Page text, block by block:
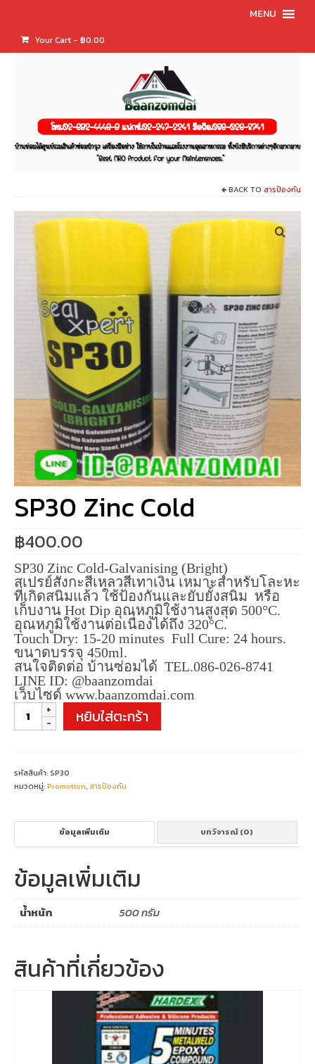
MENU
Your Cart - ฿0.00
BACK TO สารป้องกัน
SP30 Zinc Cold
฿400.00
SP30 Zinc Cold-Galvanising (Bright)
สเปรย์สังกะสีเหลวสีเทาเงิน เหมาะสำหรับโละหะ
ที่เกิดสนิมแล้ว ใช้ป้องกันและยับยั้งสนิม หรือ
เก็บงาน Hot Dip อุณหภูมิใช้งานสูงสุด 500°C.
อุณหภูมิใช้งานต่อเนื่องได้ถึง 320°C.
Touch Dry: 15-20 minutes Full Cure: 24 hours.
ขนาดบรรจุ 450ml.
สนใจติดต่อ บ้านซ่อมได้ TEL.086-026-8741
LINE ID: @baanzomdai
เว็บไซด์ www.baanzomdai.com
จำนวน
SP30
Zinc
หยิบใส่ตะกร้า
รหัสสินค้า: SP30
หมวดหมู่:Promotion,สารป้องกัน
ข้อมูลเพิ่มเติม บทวิจารณ์ (0)
ข้อมูลเพิ่มเติม
น้ำหนัก 500 กรัม
สินค้าที่เกี่ยวข้อง